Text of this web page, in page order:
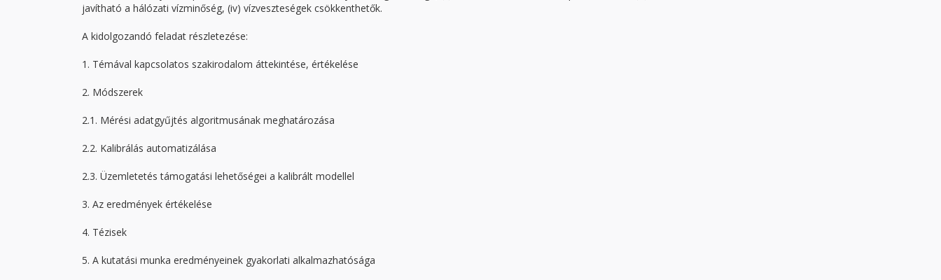
javítható a hálózati vízminőség, (iv) vízveszteségek csökkenthetők.
A kidolgozandó feladat részletezése:
1. Témával kapcsolatos szakirodalom áttekintése, értékelése
2. Módszerek
2.1. Mérési adatgyűjtés algoritmusának meghatározása
2.2. Kalibrálás automatizálása
2.3. Üzemletetés támogatási lehetőségei a kalibrált modellel
3. Az eredmények értékelése
4. Tézisek
5. A kutatási munka eredményeinek gyakorlati alkalmazhatósága